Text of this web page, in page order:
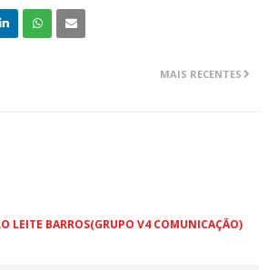
MAIS RECENTES
LEITE BARROS(GRUPO V4 COMUNICAÇÃO)